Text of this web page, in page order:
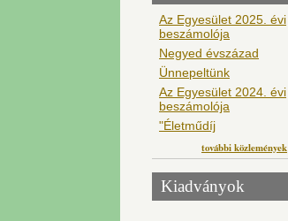
Az Egyesület 2025. évi
beszámolója
Negyed évszázad
Ünnepeltünk
Az Egyesület 2024. évi
beszámolója
"Életműdíj
további közlemények
Kiadványok